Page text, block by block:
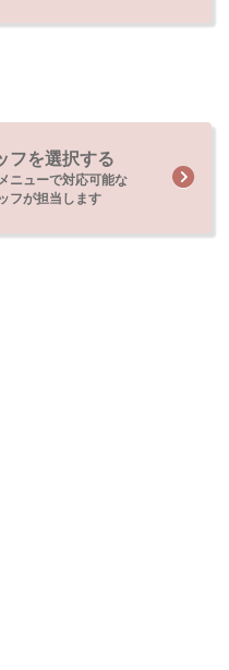
フを選択する
ニューで対応可能な
フが担当します